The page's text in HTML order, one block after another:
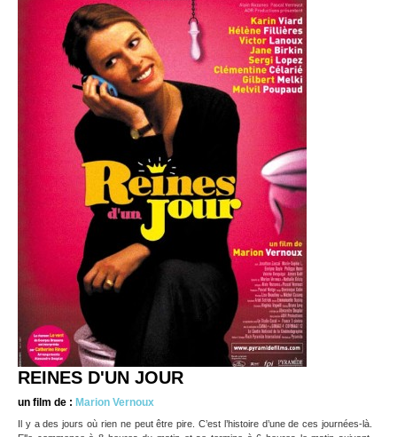
REINES D'UN JOUR
un film de : Marion Vernoux
Il y a des jours où rien ne peut être pire. C’est l’histoire d’une de ces journées-là.